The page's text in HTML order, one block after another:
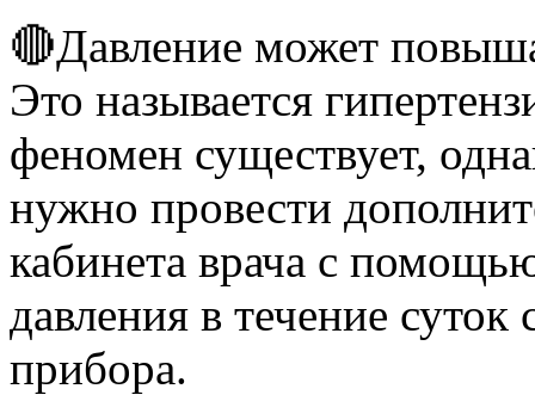
🔴Давление может
Это называется
феномен существует,
нужно провести
кабинета врача с
давления в течение
прибора.